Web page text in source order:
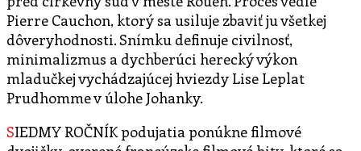
Pierre Cauchon, ktorý sa usiluje zbaviť ju všetkej
dôveryhodnosti. Snímku definuje civilnosť,
minimalizmus a dychberúci herecký výkon
mladučkej vychádzajúcej hviezdy Lise Leplat
Prudhomme v úlohe Johanky.
SIEDMY ROČNÍK podujatia ponúkne filmové